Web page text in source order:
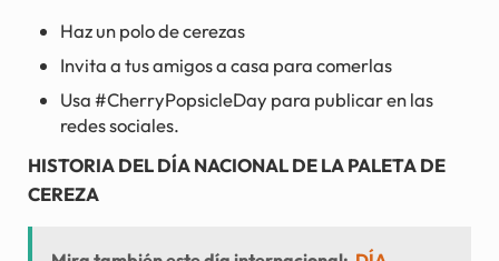
Haz un polo de cerezas
Invita a tus amigos a casa para comerlas
Usa #CherryPopsicleDay para publicar en las
redes sociales.
HISTORIA DEL DÍA NACIONAL DE LA PALETA DE
CEREZA